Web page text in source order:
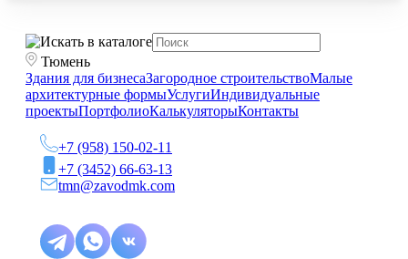
Тюмень
Здания для бизнесаЗагородное строительствоМалые
архитектурные формыУслугиИндивидуальные
проектыПортфолиоКалькуляторыКонтакты
+7 (958) 150-02-11
+7 (3452) 66-63-13
tmn@zavodmk.com